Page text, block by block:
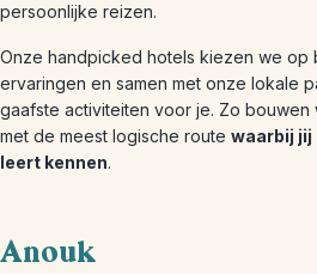
persoonlijke reizen.
Onze handpicked hotels kiezen we op
ervaringen en samen met onze lokale
gaafste activiteiten voor je. Zo bouwen
met de meest logische route waarbij jij
leert kennen.
Anouk